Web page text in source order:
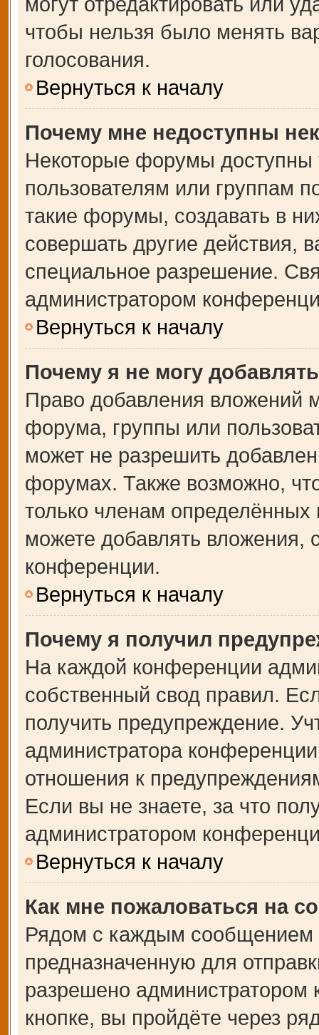
чтобы нельзя было менять
голосования.
Вернуться к началу
Почему мне недоступны
Некоторые форумы доступны
пользователям или группам
такие форумы, создавать в
совершать другие действия,
специальное разрешение.
администратором
Вернуться к началу
Почему я не могу
Право добавления вложений
форума, группы или
может не разрешить
форумах. Также возможно,
только членам
можете добавлять вложения,
конференции.
Вернуться к началу
Почему я получил
На каждой конференции
собственный свод правил.
получить предупреждение.
администратора
отношения к
Если вы не знаете, за что
администратором
Вернуться к началу
Как мне пожаловаться на
Рядом с каждым сообщением
предназначенную для
разрешено
кнопке, вы пройдёте через